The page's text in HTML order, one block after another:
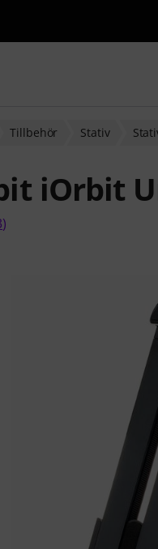
Tillbehör Stativ
iOrbit
av 5 stjärnor från 13
)